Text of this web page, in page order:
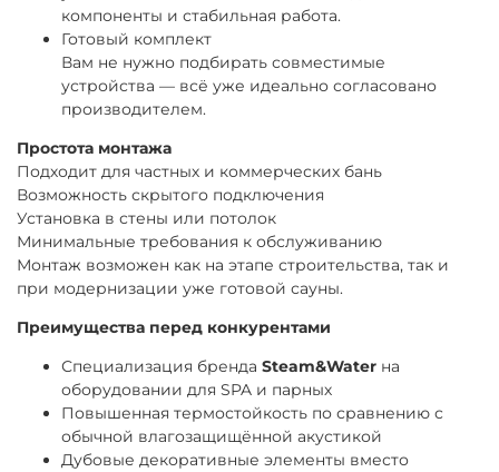
компоненты и стабильная работа.
Готовый комплект
Вам не нужно подбирать совместимые
устройства — всё уже идеально согласовано
производителем.
Простота монтажа
Подходит для частных и коммерческих бань
Возможность скрытого подключения
Установка в стены или потолок
Минимальные требования к обслуживанию
Монтаж возможен как на этапе строительства, так и
при модернизации уже готовой сауны.
Преимущества перед конкурентами
Специализация бренда Steam&Water на
оборудовании для SPA и парных
Повышенная термостойкость по сравнению с
обычной влагозащищённой акустикой
Дубовые декоративные элементы вместо